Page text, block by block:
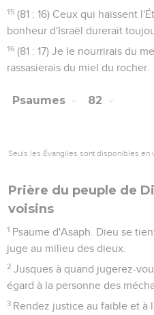
15 (81 : 16) Ceux qui haïssent
bonheur d'Israël durerait
16 (81 : 17) Je le nourrirais du
rassasierais du miel du rocher.
Psaumes 82
Seuls les Évangiles sont disponibles en
Prière du peuple de
voisins
1 Psaume d'Asaph. Dieu se
juge au milieu des dieux.
2 Jusques à quand jugerez-
égard à la personne des
3 Rendez justice au faible et à